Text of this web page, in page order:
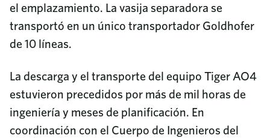
el emplazamiento. La vasija separadora se
transportó en un único transportador Goldhofer
de 10 líneas.
La descarga y el transporte del equipo Tiger AO4
estuvieron precedidos por más de mil horas de
ingeniería y meses de planificación. En
coordinación con el Cuerpo de Ingenieros del